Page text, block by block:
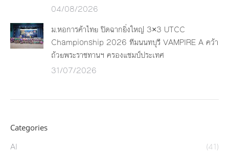
04/08/2026
ม.หอการค้าไทย ปิดฉากยิ่งใหญ่ 3×3 UTCC
Championship 2026 ทีมนนทบุรี VAMPIRE A คว้า
ถ้วยพระราชทานฯ ครองแชมป์ประเทศ
31/07/2026
Categories
AI
(41)